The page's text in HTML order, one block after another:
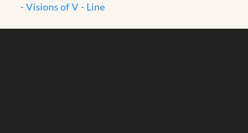
- Visions of V - Line